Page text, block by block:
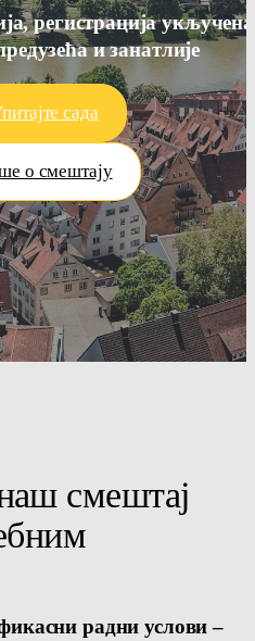
регистрација
и занатлије
сада
о смештају
смештај
радни услови –